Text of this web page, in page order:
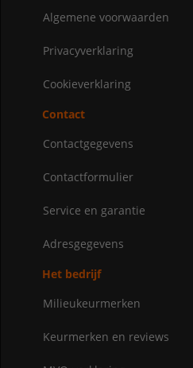
Algemene voorwaarden
Privacyverklaring
Cookieverklaring
Contact
Contactgegevens
Contactformulier
Service en garantie
Adresgegevens
Het bedrijf
Milieukeurmerken
Keurmerken en reviews